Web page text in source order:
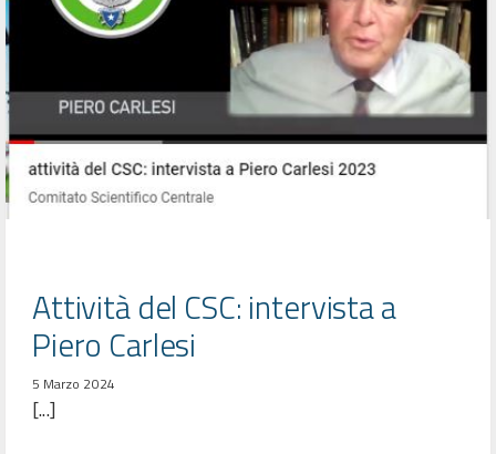
Attività del CSC: intervista a
Piero Carlesi
5 Marzo 2024
[...]